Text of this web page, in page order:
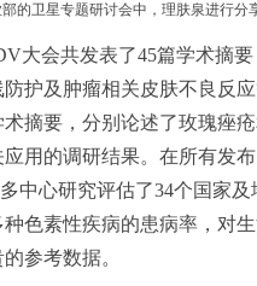
的卫星专题研讨会中，理肤泉进行分
大会共发表了45篇学术摘要
护及肿瘤相关皮肤不良反
摘要，分别论述了玫瑰痤
用的调研结果。在所有发
中心研究评估了34个国家及
色素性疾病的患病率，对
参考数据。